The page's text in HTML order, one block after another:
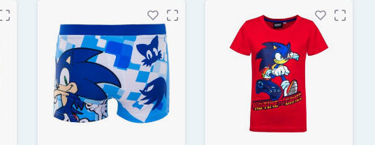
rietje en de veiligheidssluiting,
die per ongeluk spatten en
morsen voorkomt.